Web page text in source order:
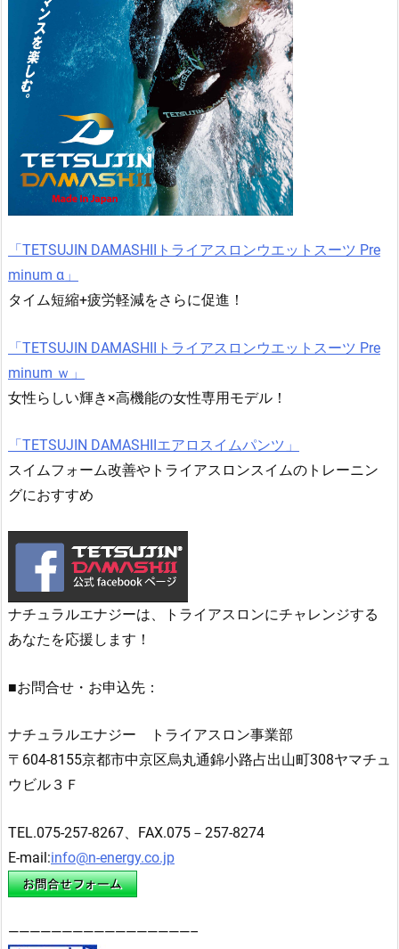
「TETSUJIN DAMASHIIトライアスロンウエットスーツ Pre
minum α」
タイム短縮+疲労軽減をさらに促進！
「TETSUJIN DAMASHIIトライアスロンウエットスーツ Pre
minum ｗ」
女性らしい輝き×高機能の女性専用モデル！
「TETSUJIN DAMASHIIエアロスイムパンツ」
スイムフォーム改善やトライアスロンスイムのトレーニン
グにおすすめ
ナチュラルエナジーは、トライアスロンにチャレンジする
あなたを応援します！
■お問合せ・お申込先：
ナチュラルエナジー トライアスロン事業部
〒604-8155京都市中京区烏丸通錦小路占出山町308ヤマチュ
ウビル３Ｆ
TEL.075-257-8267、FAX.075－257-8274
E-mail:info@n-energy.co.jp
—————————————————–